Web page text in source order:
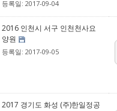
등록일: 2017-09-04
2016 인천시 서구 인천천사요
양원
등록일: 2017-09-05
2017 경기도 화성 (주)한일정공